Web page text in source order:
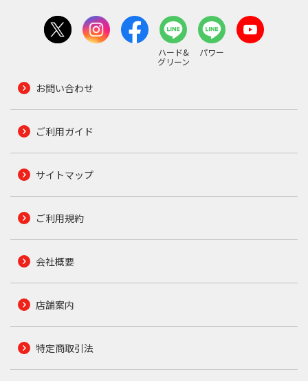
ハード&
グリーン
パワー
お問い合わせ
ご利用ガイド
サイトマップ
ご利用規約
会社概要
店舗案内
特定商取引法